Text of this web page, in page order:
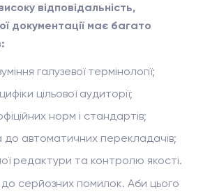
відповідальність,
документації має багато
галузевої термінології;
цільової аудиторії;
норм і стандартів;
до автоматичних перекладачів;
редактури та контролю якості.
серйозних помилок. Аби цього